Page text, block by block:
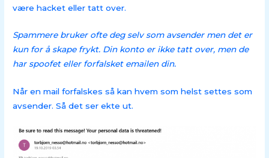
være hacket eller tatt over.
Spammere bruker ofte deg selv som avsender men det er
kun for å skape frykt. Din konto er ikke tatt over, men de
har spoofet eller forfalsket emailen din.
Når en mail forfalskes så kan hvem som helst settes som
avsender. Så det ser ekte ut.